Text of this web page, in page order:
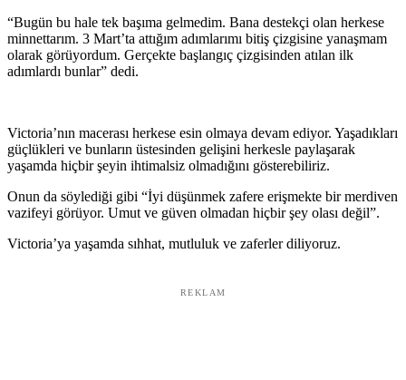
“Bugün bu hale tek başıma gelmedim. Bana destekçi olan herkese
minnettarım. 3 Mart’ta attığım adımlarımı bitiş çizgisine yanaşmam
olarak görüyordum. Gerçekte başlangıç çizgisinden atılan ilk
adımlardı bunlar” dedi.
Victoria’nın macerası herkese esin olmaya devam ediyor. Yaşadıkları
güçlükleri ve bunların üstesinden gelişini herkesle paylaşarak
yaşamda hiçbir şeyin ihtimalsiz olmadığını gösterebiliriz.
Onun da söylediği gibi “İyi düşünmek zafere erişmekte bir merdiven
vazifeyi görüyor. Umut ve güven olmadan hiçbir şey olası değil”.
Victoria’ya yaşamda sıhhat, mutluluk ve zaferler diliyoruz.
REKLAM